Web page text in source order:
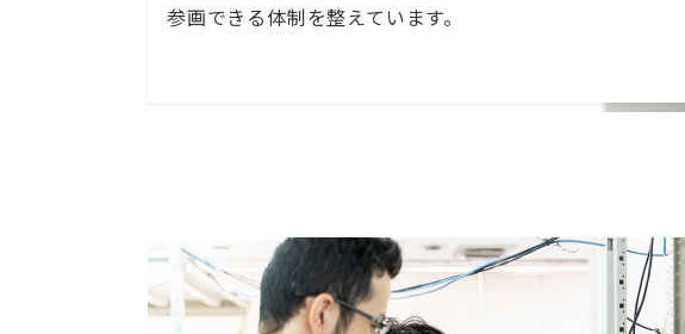
参画できる体制を整えています。